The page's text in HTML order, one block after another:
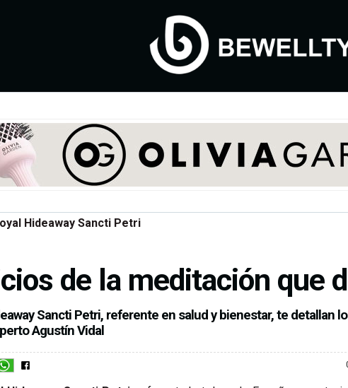
Hideaway Sancti Petri
de la meditación que
Sancti Petri, referente en salud y bienestar, te detallan
Agustín Vidal